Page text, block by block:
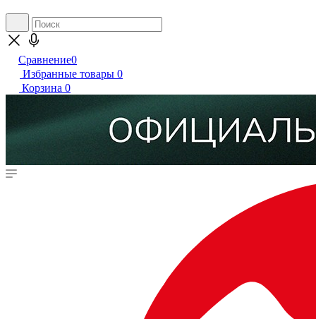
Сравнение0
Избранные товары 0
Корзина 0